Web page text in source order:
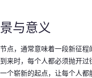
与意义
点，通常意味着一段新征
来时，每个人都必须抛开
个崭新的起点，让每个人都